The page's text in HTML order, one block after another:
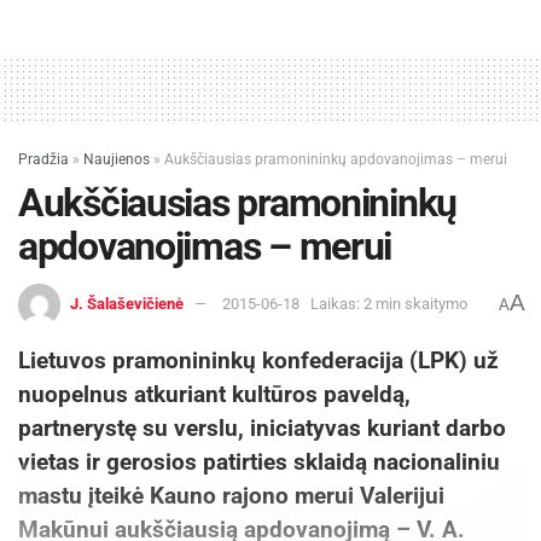
Pradžia » Naujienos » Aukščiausias pramonininkų apdovanojimas – merui
Aukščiausias pramonininkų
apdovanojimas – merui
J. Šalaševičienė 2015-06-18 Laikas: 2 min skaitymo AA
Lietuvos pramonininkų konfederacija (LPK) už
nuopelnus atkuriant kultūros paveldą,
partnerystę su verslu, iniciatyvas kuriant darbo
vietas ir gerosios patirties sklaidą nacionaliniu
mastu įteikė Kauno rajono merui Valerijui
Makūnui aukščiausią apdovanojimą – V. A.